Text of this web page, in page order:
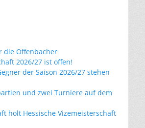
die Offenbacher
2026/27 ist offen!
der Saison 2026/27 stehen
und zwei Turniere auf dem
holt Hessische Vizemeisterschaft